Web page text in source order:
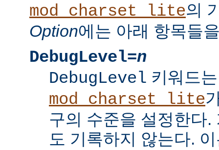
mod_charset_lite의
Option에는 아래 항목들
DebugLevel=n
DebugLevel 키워드는
mod_charset_lite
구의 수준을 설정한다.
도 기록하지 않는다.